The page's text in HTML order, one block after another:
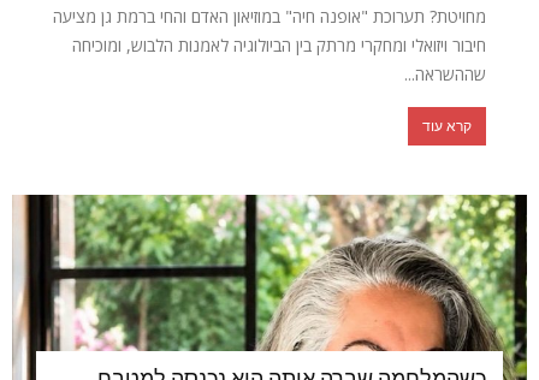
מחויטת? תערוכת "אופנה חיה" במוזיאון האדם והחי ברמת גן מציעה
חיבור ויזואלי ומחקרי מרתק בין הביולוגיה לאמנות הלבוש, ומוכיחה
שההשראה...
קרא עוד